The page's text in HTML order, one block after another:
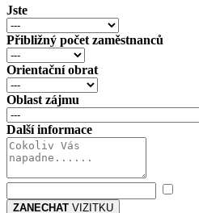
Jste
Přibližný počet zaměstnanců
Orientační obrat
Oblast zájmu
Další informace
ZANECHAT VIZITKU